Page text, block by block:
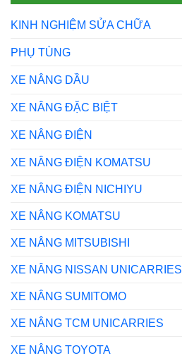
KINH NGHIỆM SỬA CHỮA
PHỤ TÙNG
XE NÂNG DẦU
XE NÂNG ĐẶC BIỆT
XE NÂNG ĐIỆN
XE NÂNG ĐIỆN KOMATSU
XE NÂNG ĐIỆN NICHIYU
XE NÂNG KOMATSU
XE NÂNG MITSUBISHI
XE NÂNG NISSAN UNICARRIES
XE NÂNG SUMITOMO
XE NÂNG TCM UNICARRIES
XE NÂNG TOYOTA